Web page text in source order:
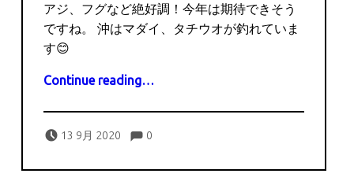
アジ、フグなど絶好調！今年は期待できそう
ですね。 沖はマダイ、タチウオが釣れていま
す😊
Continue reading“9月13日の釣果”
…
13 9月 2020
captains Comments:0